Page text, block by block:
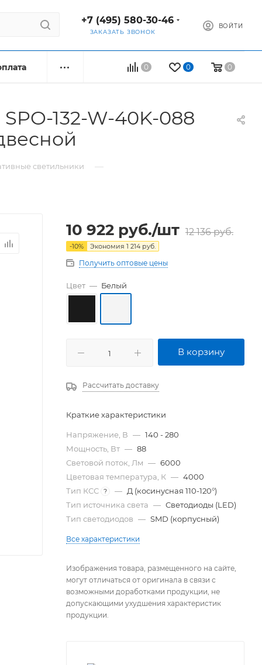
+7 (495) 580-30-46
ЗАКАЗАТЬ ЗВОНОК
ВОЙТИ
0 0 0
132-W-40K-088
светильники —
10 922 руб./шт 12 136руб.
-10% Экономия 1 214 руб.
Получить оптовые цены
Цвет — Белый
В корзину
Рассчитать доставку
Краткие характеристики
Напряжение, В — 140 - 280
Мощность, Вт — 88
Световой поток, Лм — 6000
Цветовая температура, К — 4000
Тип КСС ? — Д (косинусная 110-120°)
Тип источника света — Светодиоды (LED)
Тип светодиодов — SMD (корпусный)
Все характеристики
Изображения товара, размещенного на сайте,
могут отличаться от оригинала в связи с
возможными доработками продукции, не
допускающими ухудшения характеристик
продукции.